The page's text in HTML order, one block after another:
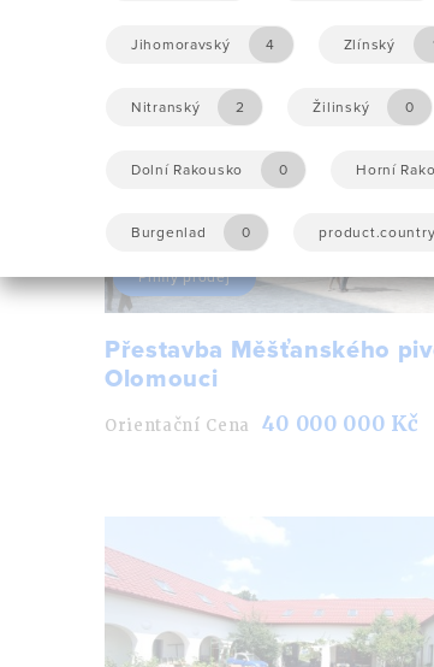
Jihomoravský 4 Zlínský
Nitranský 2 Žilinský 0
Dolní Rakousko 0 Horní
Burgenlad 0
Přímý prodej
Přestavba Měšťanského
Olomouci
Orientační Cena 40 000 000 Kč